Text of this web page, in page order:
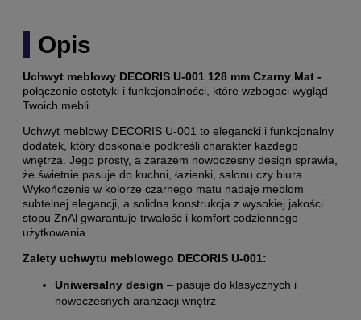
Opis
Uchwyt meblowy DECORIS U-001 128 mm Czarny Mat -
połączenie estetyki i funkcjonalności, które wzbogaci wygląd
Twoich mebli.
Uchwyt meblowy DECORIS U-001 to elegancki i funkcjonalny
dodatek, który doskonale podkreśli charakter każdego
wnętrza. Jego prosty, a zarazem nowoczesny design sprawia,
że świetnie pasuje do kuchni, łazienki, salonu czy biura.
Wykończenie w kolorze czarnego matu nadaje meblom
subtelnej elegancji, a solidna konstrukcja z wysokiej jakości
stopu ZnAl gwarantuje trwałość i komfort codziennego
użytkowania.
Zalety uchwytu meblowego DECORIS U-001:
Uniwersalny design – pasuje do klasycznych i
nowoczesnych aranżacji wnętrz